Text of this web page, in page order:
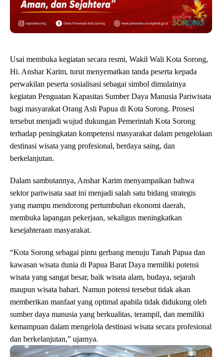
Usai membuka kegiatan secara resmi, Wakil Wali Kota Sorong,
Hi. Anshar Karim, turut menyematkan tanda peserta kepada
perwakilan peserta sosialisasi sebagai simbol dimulainya
kegiatan Penguatan Kapasitas Sumber Daya Manusia Pariwisata
bagi masyarakat Orang Asli Papua di Kota Sorong. Prosesi
tersebut menjadi wujud dukungan Pemerintah Kota Sorong
terhadap peningkatan kompetensi masyarakat dalam pengelolaan
destinasi wisata yang profesional, berdaya saing, dan
berkelanjutan.
Dalam sambutannya, Anshar Karim menyampaikan bahwa
sektor pariwisata saat ini menjadi salah satu bidang strategis
yang mampu mendorong pertumbuhan ekonomi daerah,
membuka lapangan pekerjaan, sekaligus meningkatkan
kesejahteraan masyarakat.
“Kota Sorong sebagai pintu gerbang menuju Tanah Papua dan
kawasan wisata dunia di Papua Barat Daya memiliki potensi
wisata yang sangat besar, baik wisata alam, budaya, sejarah
maupun wisata bahari. Namun potensi tersebut tidak akan
memberikan manfaat yang optimal apabila tidak didukung oleh
sumber daya manusia yang berkualitas, terampil, dan memiliki
kemampuan dalam mengelola destinasi wisata secara profesional
dan berkelanjutan,” ujarnya.